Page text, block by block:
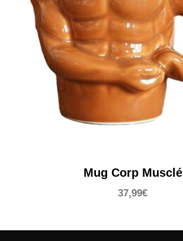
Mug Corp Musclé
37,99€